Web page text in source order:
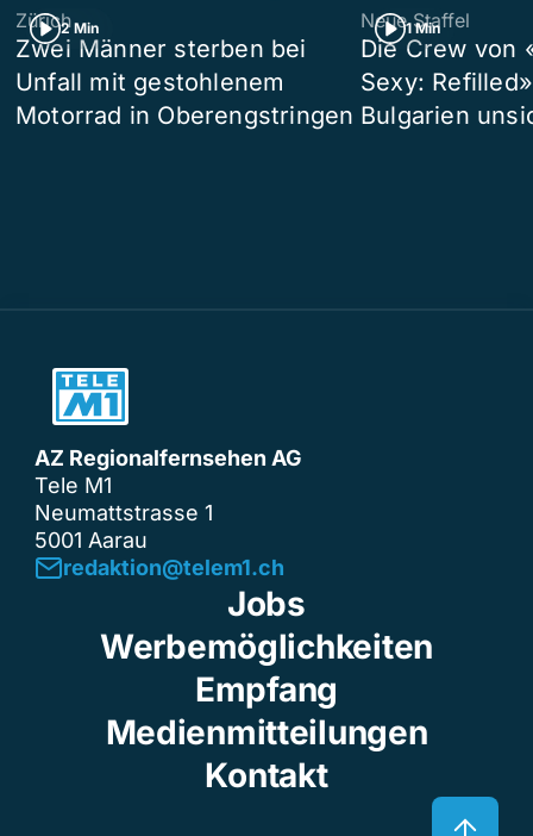
2 Min
Zürich
Zwei Männer sterben bei
Unfall mit gestohlenem
Motorrad in Oberengstringen
1 Min
Neue Staffel
Die Crew von
Sexy:
Bulgarien
AZ Regionalfernsehen AG
Tele M1
Neumattstrasse 1
5001 Aarau
redaktion@telem1.ch
Jobs
Werbemöglichkeiten
Empfang
Medienmitteilungen
Kontakt